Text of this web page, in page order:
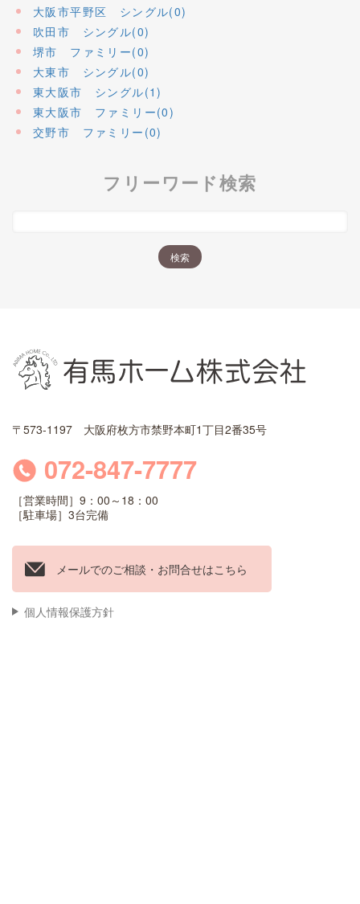
大阪市平野区 シングル(0)
吹田市 シングル(0)
堺市 ファミリー(0)
大東市 シングル(0)
東大阪市 シングル(1)
東大阪市 ファミリー(0)
交野市 ファミリー(0)
フリーワード検索
〒573-1197 大阪府枚方市禁野本町1丁目2番35号
072-847-7777
［営業時間］9：00～18：00
［駐車場］3台完備
メールでのご相談・お問合せはこちら
個人情報保護方針